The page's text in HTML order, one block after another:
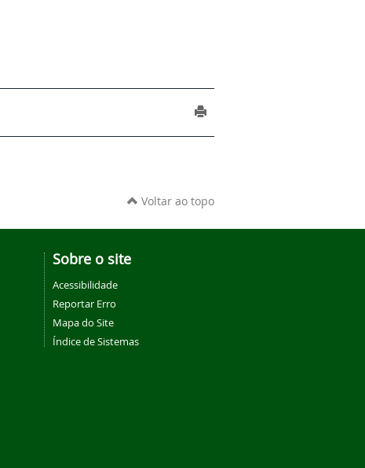
Voltar ao topo
Sobre o site
Acessibilidade
Reportar Erro
Mapa do Site
Índice de Sistemas